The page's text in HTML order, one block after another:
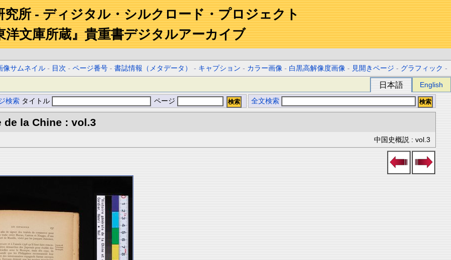
究所 - ディジタル・シルクロード・プロジェクト
洋文庫所蔵』貴重書デジタルアーカイブ
像サムネイル - 目次 -ページ番号 -書誌情報（メタデータ） - キャプション - カラー画像 - 白黒高解像度画像 - 見開きページ - グラフィック -
日本語 English
検索 タイトル ページ 全文検索
de la Chine : vol.3
中国史概説 : vol.3